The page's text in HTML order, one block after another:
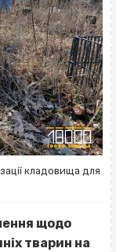
кладовища для
щодо
тварин на